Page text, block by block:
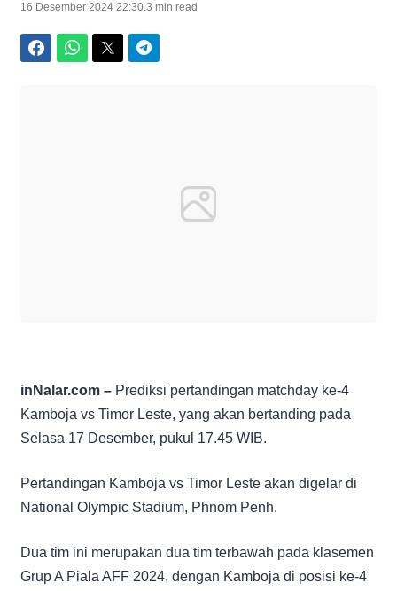
16 Desember 2024 22:30.3 min read
inNalar.com – Prediksi pertandingan matchday ke-4
Kamboja vs Timor Leste, yang akan bertanding pada
Selasa 17 Desember, pukul 17.45 WIB.
Pertandingan Kamboja vs Timor Leste akan digelar di
National Olympic Stadium, Phnom Penh.
Dua tim ini merupakan dua tim terbawah pada klasemen
Grup A Piala AFF 2024, dengan Kamboja di posisi ke-4